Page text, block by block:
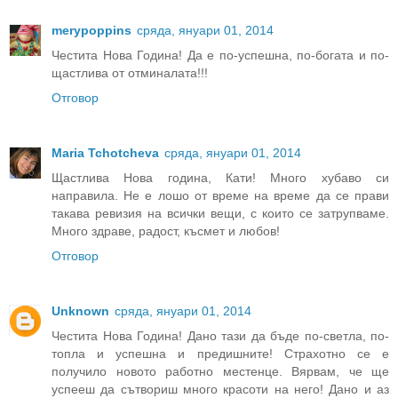
merypoppins сряда, януари 01, 2014
Честита Нова Година! Да е по-успешна, по-богата и по-
щастлива от отминалата!!!
Отговор
Maria Tchotcheva сряда, януари 01, 2014
Щастлива Нова година, Кати! Много хубаво си
направила. Не е лошо от време на време да се прави
такава ревизия на всички вещи, с които се затрупваме.
Много здраве, радост, късмет и любов!
Отговор
Unknown сряда, януари 01, 2014
Честита Нова Година! Дано тази да бъде по-светла, по-
топла и успешна и предишните! Страхотно се е
получило новото работно местенце. Вярвам, че ще
успееш да сътвориш много красоти на него! Дано и аз